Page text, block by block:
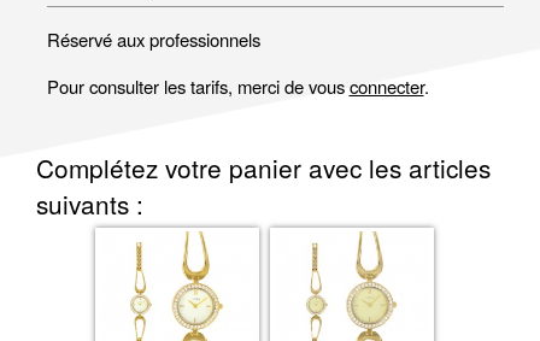
Réservé aux professionnels
Pour consulter les tarifs, merci de vousconnecter.
Complétez votre panier avec les articles
suivants :